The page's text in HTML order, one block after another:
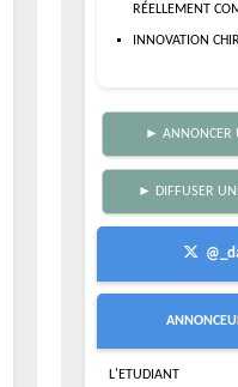
RÉELLEMENT
INNOVATION
► ANNONCER
► DIFFUSER
L'ETUDIANT